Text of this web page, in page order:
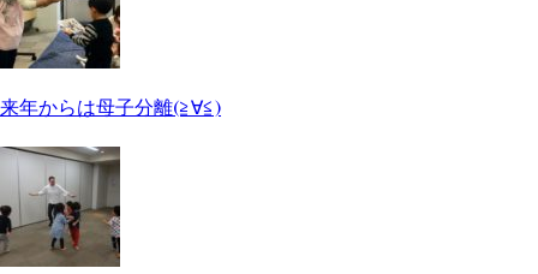
来年からは母子分離(≧∀≦)